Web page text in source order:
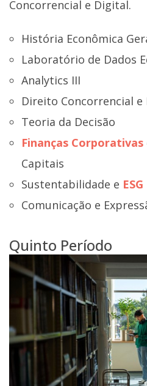
Concorrencial e Digital.
História Econômica
Laboratório de Dados
Analytics III
Direito Concorrencial e
Teoria da Decisão
Finanças Corporativas
Capitais
Sustentabilidade e ESG
Comunicação e
Quinto Período